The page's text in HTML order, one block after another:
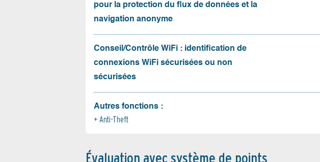
pour la protection du flux de données et la
navigation anonyme
Conseil/Contrôle WiFi : identification de
connexions WiFi sécurisées ou non
sécurisées
Autres fonctions :
Anti-Theft
Évaluation avec système de points